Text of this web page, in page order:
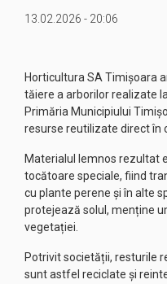
13.02.2026 - 20:06
Horticultura SA Timișoara
tăiere a arborilor realizate
Primăria Municipiului
resurse reutilizate direct în
Materialul lemnos rezultat
tocătoare speciale, fiind
cu plante perene și în alte
protejează solul, menține
vegetației.
Potrivit societății, resturile
sunt astfel reciclate și